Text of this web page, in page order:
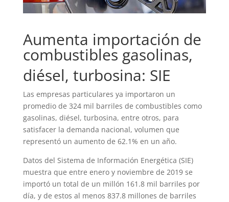
Aumenta importación de
combustibles gasolinas,
diésel, turbosina: SIE
Las empresas particulares ya importaron un
promedio de 324 mil barriles de combustibles como
gasolinas, diésel, turbosina, entre otros, para
satisfacer la demanda nacional, volumen que
representó un aumento de 62.1% en un año.
Datos del Sistema de Información Energética (SIE)
muestra que entre enero y noviembre de 2019 se
importó un total de un millón 161.8 mil barriles por
día, y de estos al menos 837.8 millones de barriles